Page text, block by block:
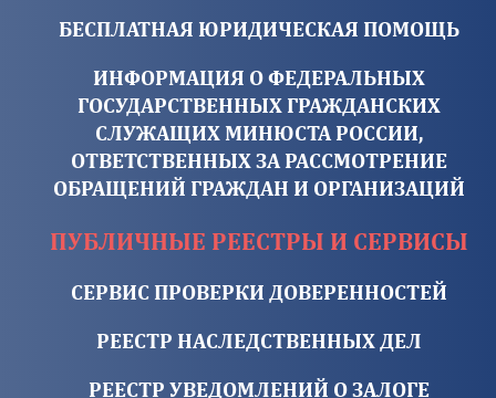
БЕСПЛАТНАЯ ЮРИДИЧЕСКАЯ ПОМОЩЬ
ИНФОРМАЦИЯ О ФЕДЕРАЛЬНЫХ
ГОСУДАРСТВЕННЫХ ГРАЖДАНСКИХ
СЛУЖАЩИХ МИНЮСТА РОССИИ,
ОТВЕТСТВЕННЫХ ЗА РАССМОТРЕНИЕ
ОБРАЩЕНИЙ ГРАЖДАН И ОРГАНИЗАЦИЙ
ПУБЛИЧНЫЕ РЕЕСТРЫ И СЕРВИСЫ
СЕРВИС ПРОВЕРКИ ДОВЕРЕННОСТЕЙ
РЕЕСТР НАСЛЕДСТВЕННЫХ ДЕЛ
РЕЕСТР УВЕДОМЛЕНИЙ О ЗАЛОГЕ